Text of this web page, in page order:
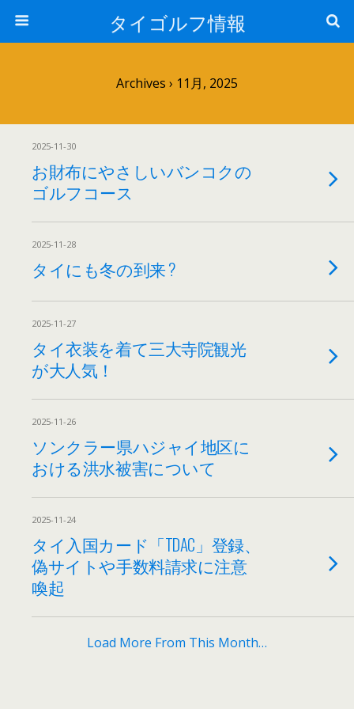
タイゴルフ情報
Archives › 11月, 2025
2025-11-30
お財布にやさしいバンコクの
ゴルフコース
2025-11-28
タイにも冬の到来 ?
2025-11-27
タイ衣装を着て三大寺院観光
が大人気！
2025-11-26
ソンクラー県ハジャイ地区に
おける洪水被害について
2025-11-24
タイ入国カード「TDAC」登録、
偽サイトや手数料請求に注意
喚起
Load More From This Month…